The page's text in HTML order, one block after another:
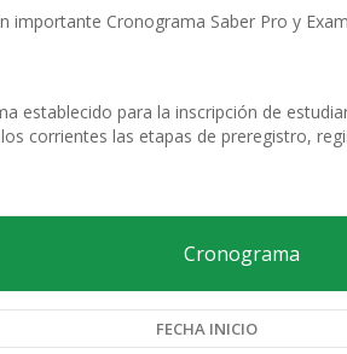
importante Cronograma Saber Pro y
establecido para la inscripción de
corrientes las etapas de preregistro,
Cronograma
FECHA INICIO